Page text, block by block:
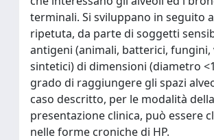
terminali. Si sviluppano in seguito
ripetuta, da parte di soggetti
antigeni (animali, batterici, fungini,
sintetici) di dimensioni (diametro
grado di raggiungere gli spazi
caso descritto, per le modalità della
presentazione clinica, può essere
nelle forme croniche di HP.